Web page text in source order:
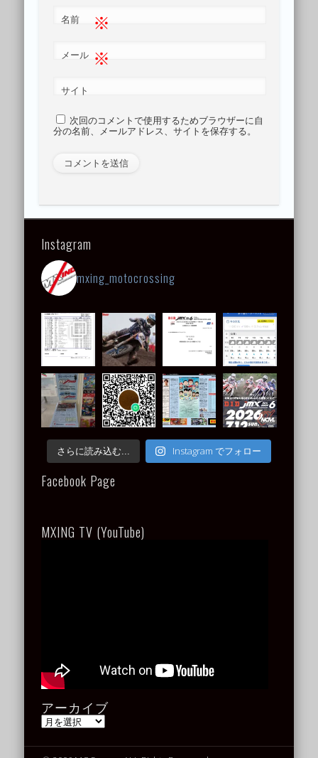
名前 ※
メール ※
サイト
次回のコメントで使用するためブラウザーに自
分の名前、メールアドレス、サイトを保存する。
Instagram
mxing_motocrossing
さらに読み込む... Instagram でフォロー
Facebook Page
MXING TV (YouTube)
アーカイブ
ア
ー
イ